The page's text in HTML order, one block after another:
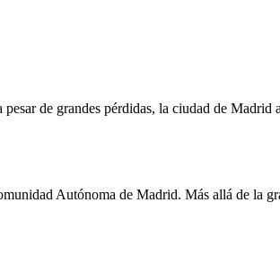
de grandes pérdidas, la ciudad de
Autónoma de Madrid. Más allá de la